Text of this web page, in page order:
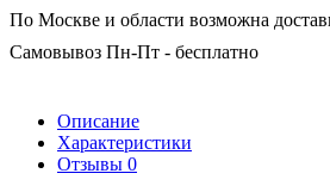
По Москве и области возможна
Самовывоз Пн-Пт - бесплатно
Описание
Характеристики
Отзывы 0